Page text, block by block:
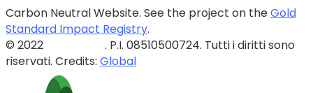
Carbon Neutral Website. See the project on theGold
Standard Impact Registry.
© 2022
. P.I. 08510500724. Tutti i diritti sono
riservati. Credits: Global